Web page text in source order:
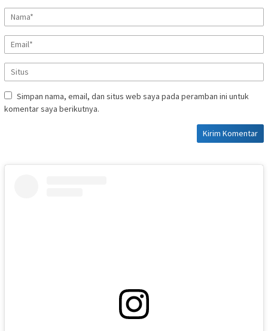
Simpan nama, email, dan situs web saya pada peramban ini untuk
komentar saya berikutnya.